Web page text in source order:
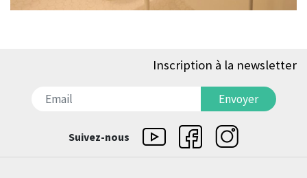
Inscription à la newsletter
Envoyer
Suivez-nous